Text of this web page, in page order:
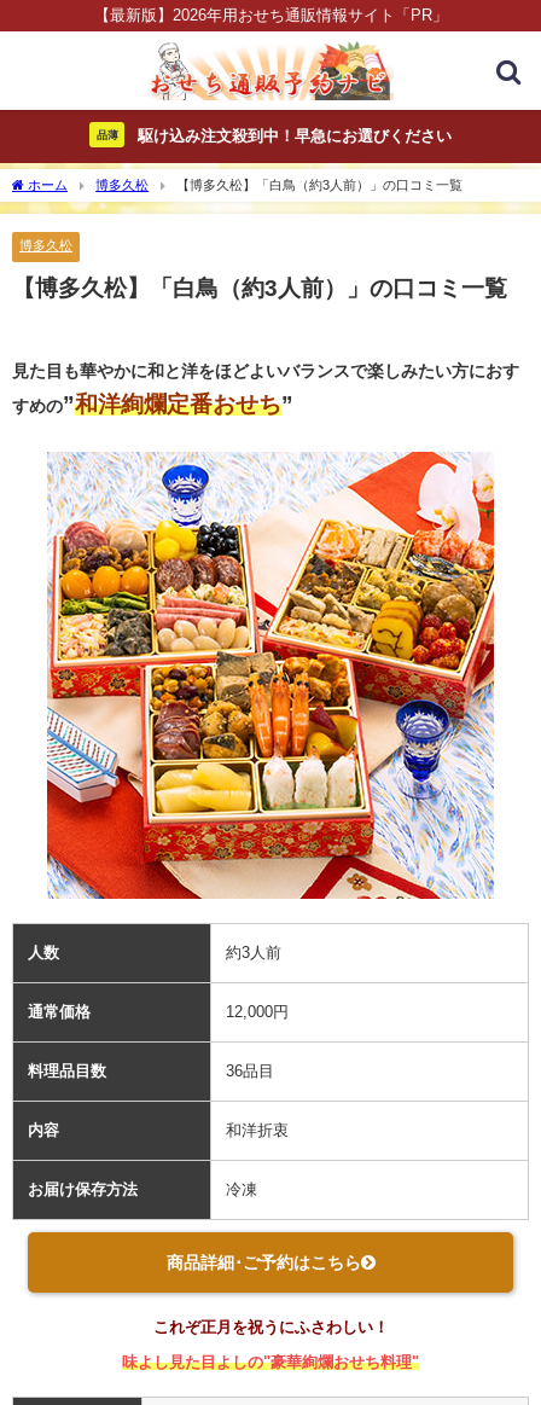
【最新版】2026年用おせち通販情報サイト「PR」
品薄 駆け込み注文殺到中！早急にお選びください
ホーム 博多久松 【博多久松】「白鳥（約3人前）」の口コミ一覧
博多久松
【博多久松】「白鳥（約3人前）」の口コミ一覧
見た目も華やかに和と洋をほどよいバランスで楽しみたい方におす
すめの”和洋絢爛定番おせち”
人数 約3人前
通常価格 12,000円
料理品目数 36品目
内容 和洋折衷
お届け保存方法 冷凍
商品詳細･ご予約はこちら
これぞ正月を祝うにふさわしい！
味よし見た目よしの"豪華絢爛おせち料理"